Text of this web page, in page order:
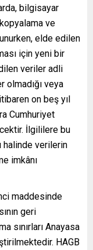
bilgisayar
ve
elde edilen
için yeni bir
veriler adli
olmadığı veya
on beş yıl
Cumhuriyet
İlgililere bu
halinde verilerin
imkânı
maddesinde
geri
sınırları Anayasa
HAGB